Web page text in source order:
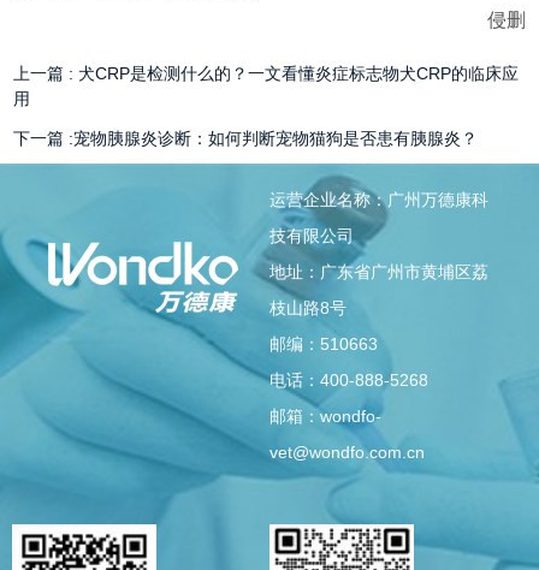
侵删
上一篇 :犬CRP是检测什么的？一文看懂炎症标志物犬CRP的临床应
用
下一篇 :​宠物胰腺炎诊断：如何判断宠物猫狗是否患有胰腺炎？
运营企业名称：广州万德康科
技有限公司
地址：广东省广州市黄埔区荔
枝山路8号
邮编：510663
电话：400-888-5268
邮箱：wondfo-
vet@wondfo.com.cn